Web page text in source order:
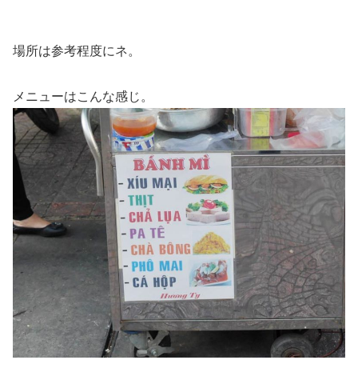
場所は参考程度にネ。
メニューはこんな感じ。